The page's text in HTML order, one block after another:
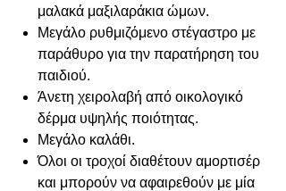
μαλακά μαξιλαράκια ώμων.
Μεγάλο ρυθμιζόμενο στέγαστρο με
παράθυρο για την παρατήρηση του
παιδιού.
Άνετη χειρολαβή από οικολογικό
δέρμα υψηλής ποιότητας.
Μεγάλο καλάθι.
Όλοι οι τροχοί διαθέτουν αμορτισέρ
και μπορούν να αφαιρεθούν με μία